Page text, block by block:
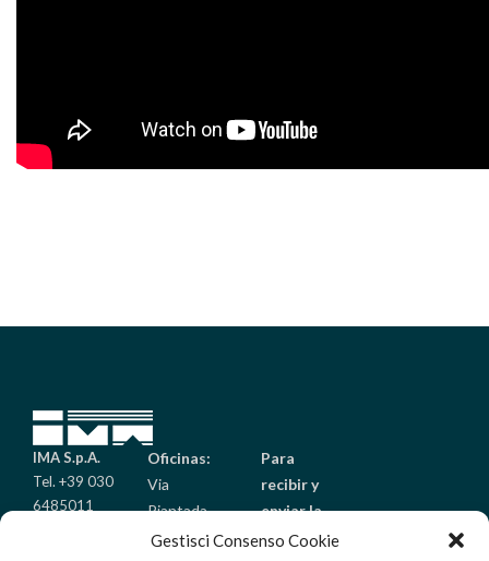
Gestisci Consenso Cookie
IMA S.p.A.
Tel. +39 030
6485011
Oficinas:
Via
Piantada
9/A
Para
recibir y
enviar la
mercancía: